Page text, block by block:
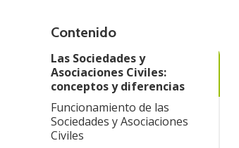
Contenido
Las Sociedades y
Asociaciones Civiles:
conceptos y diferencias
Funcionamiento de las
Sociedades y Asociaciones
Civiles